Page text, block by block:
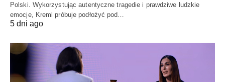
Polski. Wykorzystując autentyczne tragedie i prawdziwe ludzkie
emocje, Kreml próbuje podłożyć pod…
5 dni ago